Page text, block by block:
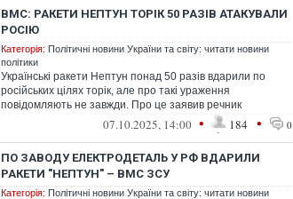
ВМС: РАКЕТИ НЕПТУН ТОРІК 50 РАЗІВ АТАКУВАЛИ
РОСІЮ
Категорія: Політичні новини України та світу: читати новини
політики
Українські ракети Нептун понад 50 разів вдарили по
російських цілях торік, але про такі ураження
повідомляють не завжди. Про це заявив речник
07.10.2025, 14:00 • 184 • 0
ПО ЗАВОДУ ЕЛЕКТРОДЕТАЛЬ У РФ ВДАРИЛИ
РАКЕТИ "НЕПТУН" – ВМС ЗСУ
Категорія: Політичні новини України та світу: читати новини